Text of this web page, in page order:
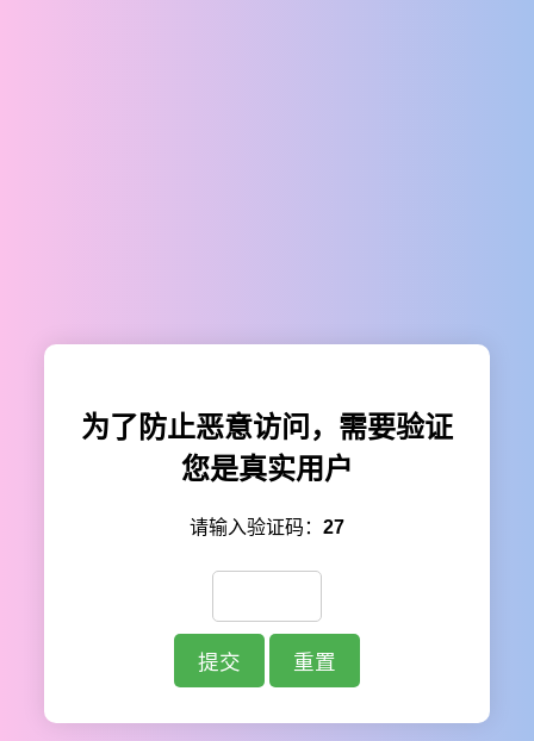
为了防止恶意访问，需要验证
您是真实用户
请输入验证码： 27
提交 重置